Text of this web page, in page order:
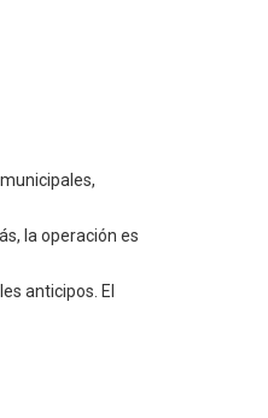
la operación es
anticipos. El